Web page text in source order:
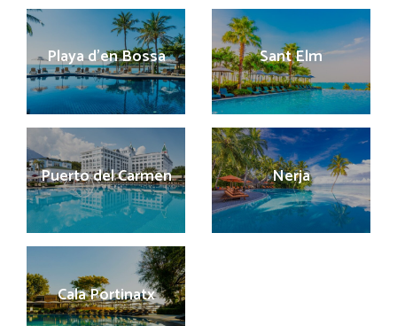
Playa d’en Bossa Sant Elm
Puerto del Carmen Nerja
Cala Portinatx